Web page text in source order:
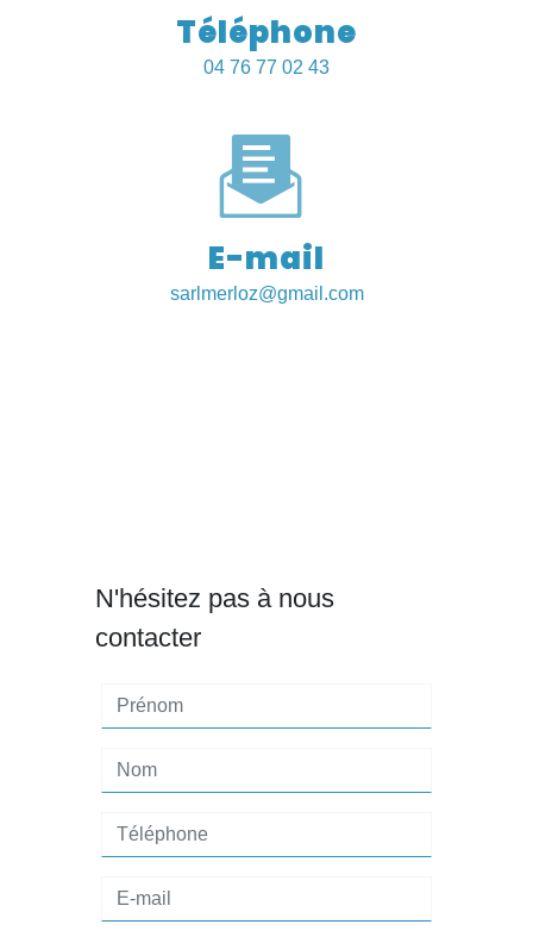
Téléphone
04 76 77 02 43
E-mail
sarlmerloz@gmail.com
N'hésitez pas à nous
contacter